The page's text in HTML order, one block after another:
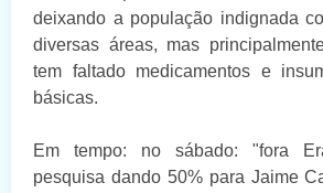
deixando a população indignada
diversas áreas, mas
tem faltado medicamentos e
básicas.
Em tempo: no sábado: "fora
pesquisa dando 50% para Jaime